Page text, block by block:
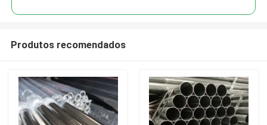
Produtos recomendados